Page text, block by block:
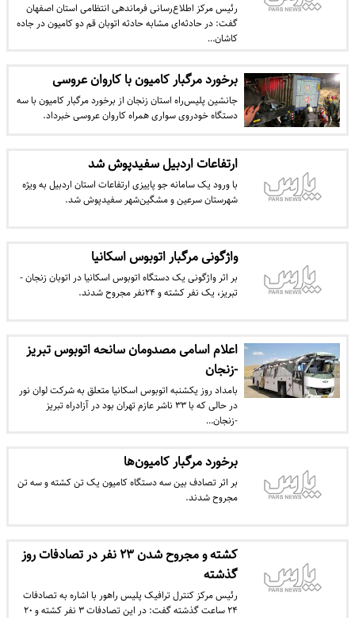
رئیس مرکز اطلاع‌رسانی فرماندهی انتظامی استان اصفهان
گفت: در حادثه‌ای مشابه حادثه اتوبان قم دو کامیون در جاده
کاشان…
برخورد مرگبار کامیون با کاروان عروسی
جانشین پلیس‌راه استان زنجان از برخورد مرگبار کامیون با سه
دستگاه خودروی سواری همراه کاروان عروسی خبرداد.
ارتفاعات اردبیل سفیدپوش شد
با ورود یک سامانه جو پاییزی ارتفاعات استان اردبیل به ویژه
شهرستان سرعین و مشگین‌شهر سفیدپوش شد.
واژگونی مرگبار اتوبوس اسکانیا
بر اثر واژگونی یک دستگاه اتوبوس اسکانیا در اتوبان زنجان -
تبریز، یک نفر کشته و ۲۴نفر مجروح شدند.
اعلام اسامی مصدومان سانحه اتوبوس تبریز
-زنجان
بامداد روز یکشنبه اتوبوس اسکانیا متعلق به شرکت لوان نور
در حالی که با ۳۳ ناشر عازم تهران بود در آزادراه تبریز
-زنجان…
برخورد مرگبار کامیون‌ها
بر اثر تصادف بین سه دستگاه کامیون یک تن کشته و سه تن
مجروح شدند.
کشته و مجروح شدن ۲۳ نفر در تصادفات روز
گذشته
رئیس مرکز کنترل ترافیک پلیس راهور با اشاره به تصادفات
۲۴ ساعت گذشته گفت: در این تصادفات ۳ نفر کشته و ۲۰